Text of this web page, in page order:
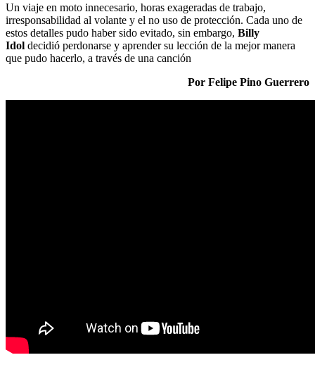
Un viaje en moto innecesario, horas exageradas de trabajo,
irresponsabilidad al volante y el no uso de protección. Cada uno de
estos detalles pudo haber sido evitado, sin embargo, Billy
Idol decidió perdonarse y aprender su lección de la mejor manera
que pudo hacerlo, a través de una canción
Por Felipe Pino Guerrero